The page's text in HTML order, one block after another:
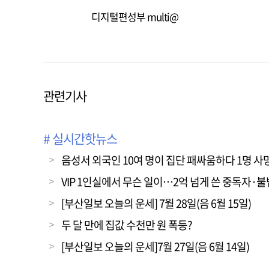
디지털편성부 multi@
관련기사
# 실시간핫뉴스
음성서 외국인 10여 명이 집단 패싸움하다 1명 사
VIP 1인실에서 무슨 일이…2억 넘게 쓴 중독자·
[부산일보 오늘의 운세] 7월 28일(음 6월 15일)
두 달 만에 집값 수천만 원 폭등?
[부산일보 오늘의 운세]7월 27일(음 6월 14일)